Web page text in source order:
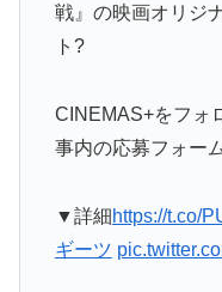
戦』の映画オリジ
ト?
CINEMAS+をフォ
事内の応募フォー
▼詳細https://t.co/
ギーツ